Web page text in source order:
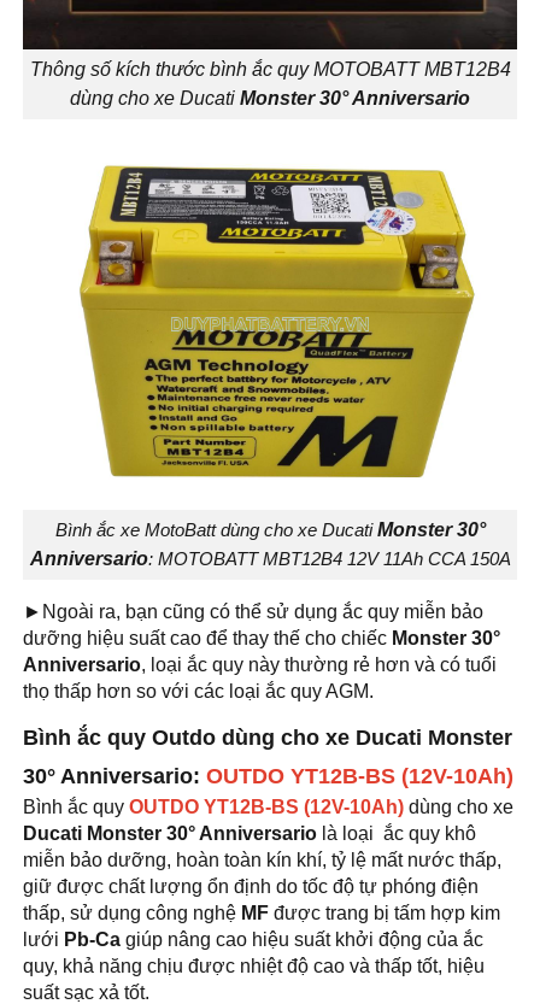
Thông số kích thước bình ắc quy MOTOBATT MBT12B4
dùng cho xe Ducati Monster 30° Anniversario
Bình ắc xe MotoBatt dùng cho xe DucatiMonster 30°
Anniversario: MOTOBATT MBT12B4 12V 11Ah CCA 150A
►Ngoài ra, bạn cũng có thể sử dụng ắc quy miễn bảo
dưỡng hiệu suất cao để thay thế cho chiếc Monster 30°
Anniversario, loại ắc quy này thường rẻ hơn và có tuổi
thọ thấp hơn so với các loại ắc quy AGM.
Bình ắc quy Outdo dùng cho xe Ducati Monster
30° Anniversario: OUTDO YT12B-BS (12V-10Ah)
Bình ắc quy OUTDO YT12B-BS (12V-10Ah) dùng cho xe
Ducati Monster 30° Anniversario là loại ắc quy khô
miễn bảo dưỡng, hoàn toàn kín khí, tỷ lệ mất nước thấp,
giữ được chất lượng ổn định do tốc độ tự phóng điện
thấp, sử dụng công nghệ MF được trang bị tấm hợp kim
lưới Pb-Ca giúp nâng cao hiệu suất khởi động của ắc
quy, khả năng chịu được nhiệt độ cao và thấp tốt, hiệu
suất sạc xả tốt.